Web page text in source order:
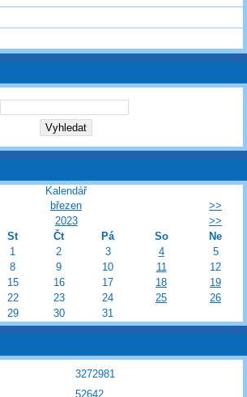
Kalendář
březen
>>
2023
>>
St Čt Pá So
Ne
1
2 3 4
5
8 9 10 11
12
15 16 17 18
19
22 23 24 25
26
29 30 31
3272981
52642